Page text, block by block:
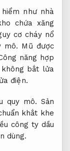
như nhà
chứa xăng
cơ cháy nổ
mô. Mũ được
năng hợp
bắt lửa
điện.
quy mô. Sản
khắt khe
công ty dầu
dùng.